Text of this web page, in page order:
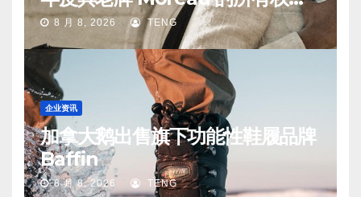
手8 月 8, 2026 TENG
企业资讯
加拿大鹅出售旗下功能性鞋履品牌
Baffin
8 月 8, 2026 TENG